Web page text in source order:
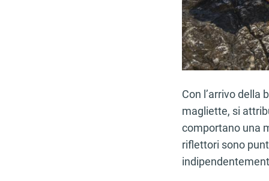
Con l’arrivo della
magliette, si
comportano una
riflettori sono